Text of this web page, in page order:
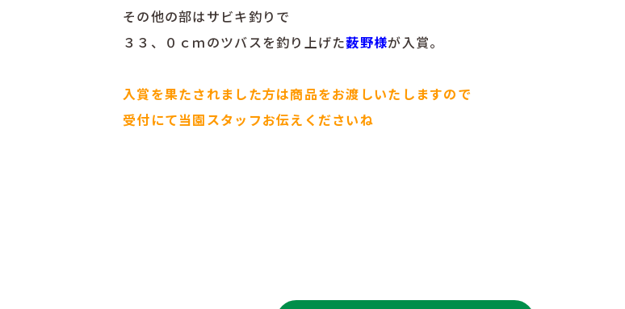
その他の部はサビキ釣りで
３３、０ｃｍのツバスを釣り上げた薮野様が入賞。
入賞を果たされました方は商品をお渡しいたしますので
受付にて当園スタッフお伝えくださいね